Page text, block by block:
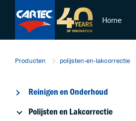
Home
Producten polijsten-en-lakcorrectie
Reinigen en Onderhoud
Polijsten en Lakcorrectie